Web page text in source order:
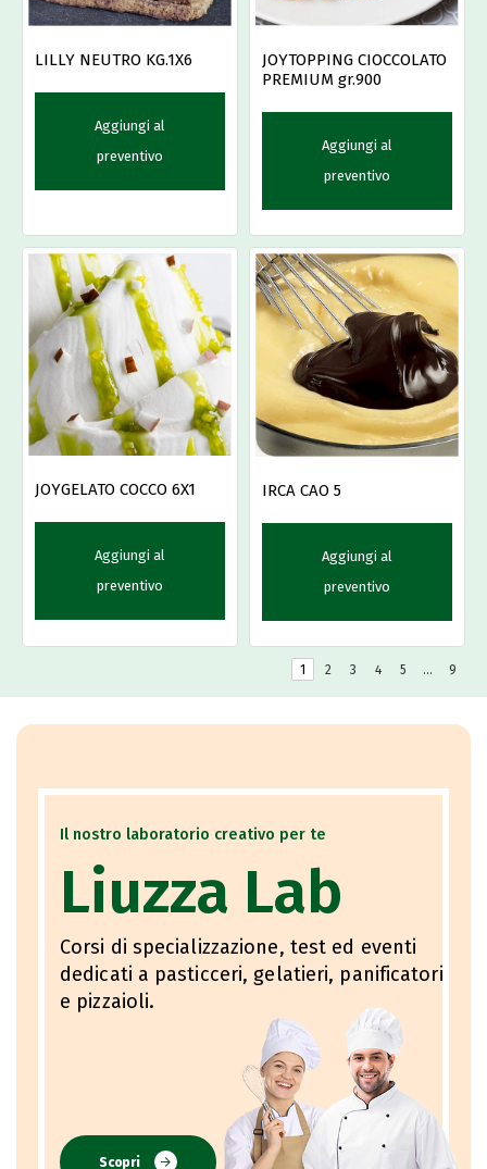
LILLY NEUTRO KG.1X6
Aggiungi al
preventivo
JOYTOPPING CIOCCOLATO
PREMIUM gr.900
Aggiungi al
preventivo
JOYGELATO COCCO 6X1
Aggiungi al
preventivo
IRCA CAO 5
Aggiungi al
preventivo
1 2 3 4 5 … 9
Il nostro laboratorio creativo per te
Liuzza Lab
Corsi di specializzazione, test ed eventi
dedicati a pasticceri, gelatieri, panificatori
e pizzaioli.
Scopri